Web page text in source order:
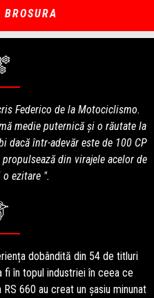
Federico de la Motociclismo.
medie puternică și o răutate la
dacă într-adevăr este de 100 CP
din virajele acelor de
ezitare ".
dobândită din 54 de titluri
în topul industriei în ceea ce
660 au creat un șasiu minunat